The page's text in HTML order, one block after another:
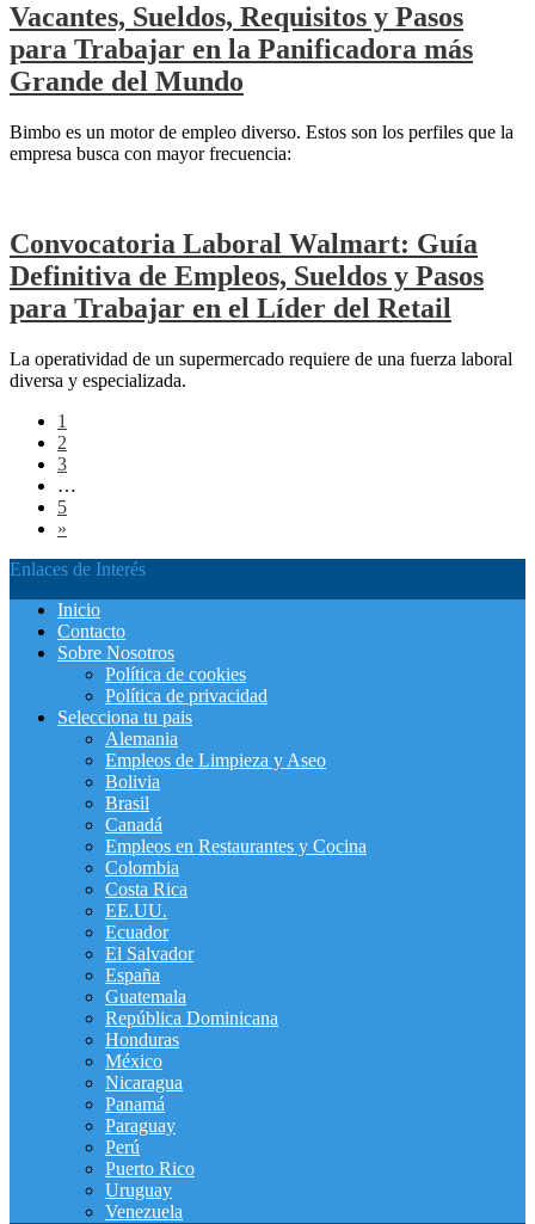
Vacantes, Sueldos, Requisitos y Pasos
para Trabajar en la Panificadora más
Grande del Mundo
Bimbo es un motor de empleo diverso. Estos son los perfiles que la
empresa busca con mayor frecuencia:
Convocatoria Laboral Walmart: Guía
Definitiva de Empleos, Sueldos y Pasos
para Trabajar en el Líder del Retail
La operatividad de un supermercado requiere de una fuerza laboral
diversa y especializada.
1
2
3
…
5
»
Enlaces de Interés
Inicio
Contacto
Sobre Nosotros
Política de cookies
Política de privacidad
Selecciona tu pais
Alemania
Empleos de Limpieza y Aseo
Bolivia
Brasil
Canadá
Empleos en Restaurantes y Cocina
Colombia
Costa Rica
EE.UU.
Ecuador
El Salvador
España
Guatemala
República Dominicana
Honduras
México
Nicaragua
Panamá
Paraguay
Perú
Puerto Rico
Uruguay
Venezuela